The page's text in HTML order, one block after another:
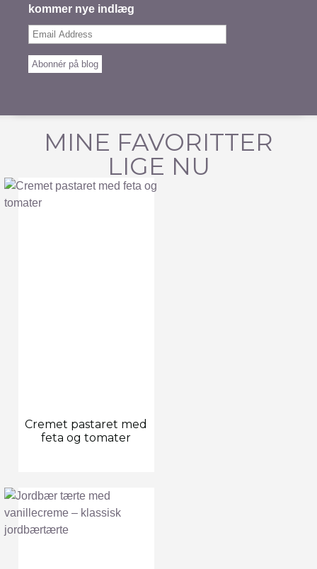
kommer nye indlæg
Email
Abonnér på blog
MINE FAVORITTER
LIGE NU
Cremet pastaret med
feta og tomater